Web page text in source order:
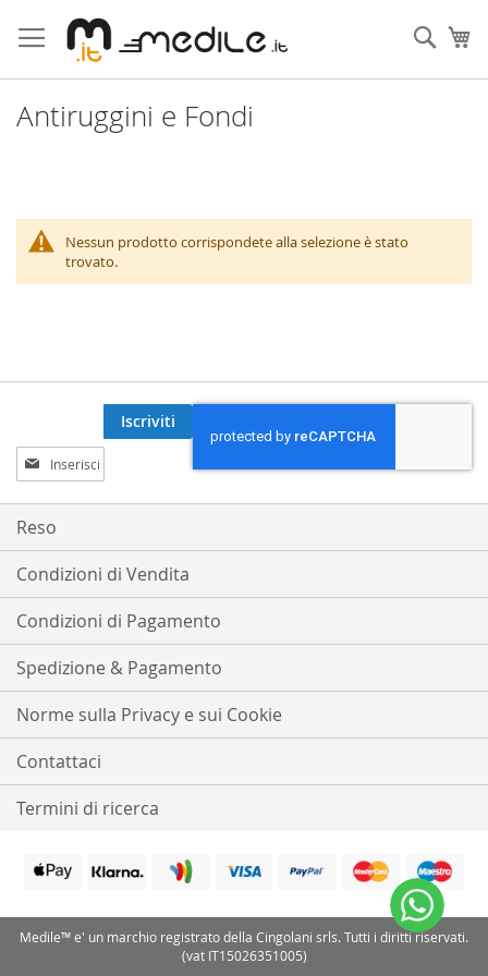
al
contenuto
Cerca
Antiruggini e Fondi
Nessun prodotto corrispondete alla selezione è stato
trovato.
Iscriviti
alla
nostra
Newsletter:
Iscriviti
Reso
Condizioni di Vendita
Condizioni di Pagamento
Spedizione & Pagamento
Norme sulla Privacy e sui Cookie
Contattaci
Termini di ricerca
Medile™ e' un marchio registrato della Cingolani srls. Tutti i diritti riservati.
(vat IT15026351005)